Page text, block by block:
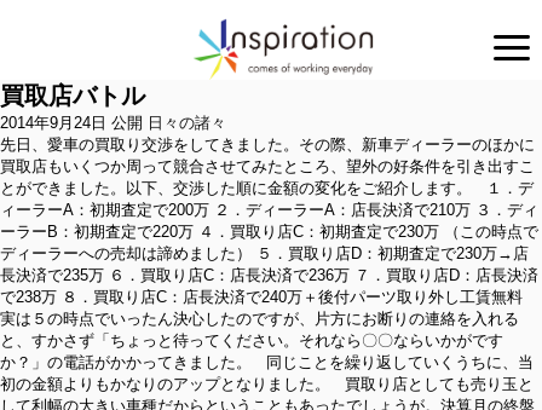
買取店バトル
2014年9月24日 公開 日々の諸々
先日、愛車の買取り交渉をしてきました。その際、新車ディーラーのほかに
買取店もいくつか周って競合させてみたところ、望外の好条件を引き出すこ
とができました。以下、交渉した順に金額の変化をご紹介します。 １．デ
ィーラーA：初期査定で200万 ２．ディーラーA：店長決済で210万 ３．ディ
ーラーB：初期査定で220万 ４．買取り店C：初期査定で230万 （この時点で
ディーラーへの売却は諦めました） ５．買取り店D：初期査定で230万→店
長決済で235万 ６．買取り店C：店長決済で236万 ７．買取り店D：店長決済
で238万 ８．買取り店C：店長決済で240万＋後付パーツ取り外し工賃無料
実は５の時点でいったん決心したのですが、片方にお断りの連絡を入れる
と、すかさず「ちょっと待ってください。それなら〇〇ならいかがです
か？」の電話がかかってきました。 同じことを繰り返していくうちに、当
初の金額よりもかなりのアップとなりました。 買取り店としても売り玉と
して利幅の大きい車種だからということもあったでしょうが。決算月の終盤